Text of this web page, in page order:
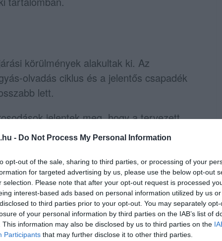
- Do Not Process My Personal Information
opt-out of the sale, sharing to third parties, or processing of your
for targeted advertising by us, please use the below opt-out
selection. Please note that after your opt-out request is processed
interest-based ads based on personal information utilized by us
to third parties prior to your opt-out. You may separately
of your personal information by third parties on the IAB’s list of
This information may also be disclosed by us to third parties on the
Participants that may further disclose it to other third parties.
körülmények alakultak ki. Az
olvadás ciklus és a jelentős csapadék
lett.
jelentek meg, hogy a tervezett
megoldást. Emiatt a felek 2026
érintett felületre új aszfaltszőnyeget
jelentett, így a beruházás nettó
millió forintra emelkedett.